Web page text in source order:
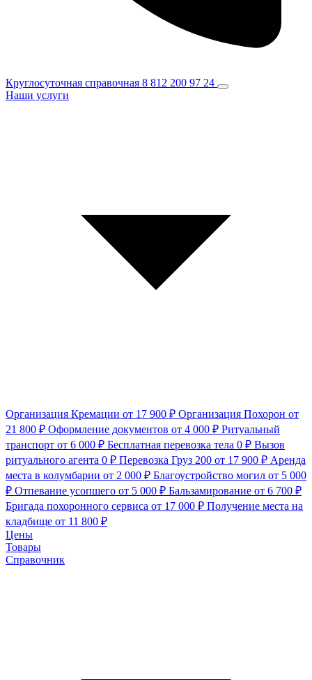
Круглосуточная справочная 8 812 200 97 24
Наши услуги
Организация Кремации от 17 900 ₽ Организация Похорон от
21 800 ₽ Оформление документов от 4 000 ₽ Ритуальный
транспорт от 6 000 ₽ Бесплатная перевозка тела 0 ₽ Вызов
ритуального агента 0 ₽ Перевозка Груз 200 от 17 900 ₽ Аренда
места в колумбарии от 2 000 ₽ Благоустройство могил от 5 000
₽ Отпевание усопшего от 5 000 ₽ Бальзамирование от 6 700 ₽
Бригада похоронного сервиса от 17 000 ₽ Получение места на
кладбище от 11 800 ₽
Цены
Товары
Справочник